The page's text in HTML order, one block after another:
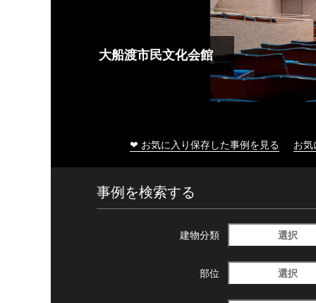
大船渡市民文化会館
❤ お気に入り保存した事例を見る お
事例を検索する
建物分類 選択
部位 選択